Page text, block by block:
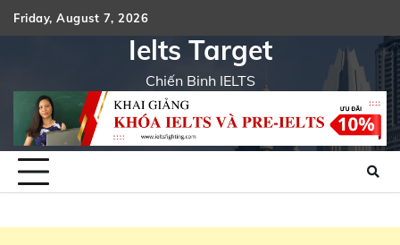
Skip
to
Friday, August 7, 2026
us
Us
Ielts Target
Chiến Binh IELTS